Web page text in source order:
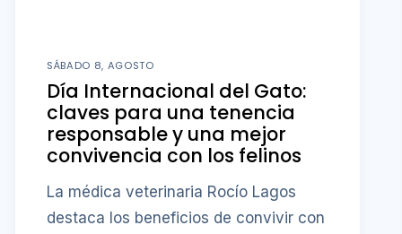
SÁBADO 8, AGOSTO
Día Internacional del Gato:
claves para una tenencia
responsable y una mejor
convivencia con los felinos
La médica veterinaria Rocío Lagos
destaca los beneficios de convivir con